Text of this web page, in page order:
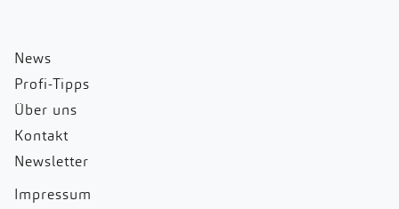
News
Profi-Tipps
Über uns
Kontakt
Newsletter
Impressum